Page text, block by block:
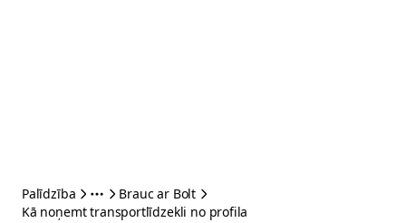
Palīdzība
Brauc ar Bolt
Kā noņemt transportlīdzekli no profila